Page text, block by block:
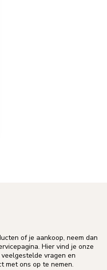
of je aankoop, neem dan
Hier vind je onze
vragen en
met ons op te nemen.